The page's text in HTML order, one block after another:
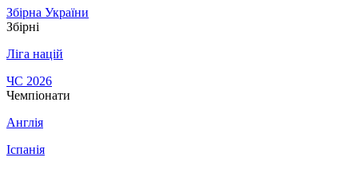
Збірна України
Збірні
Ліга націй
ЧС 2026
Чемпіонати
Англія
Іспанія